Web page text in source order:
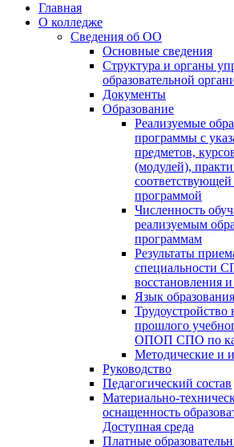
Главная
О колледже
Сведения об ОО
Основные сведения
Структура и органы
образовательной
Документы
Образование
Реализуемые
программы с
предметов,
(модулей),
соответствующей
программой
Численность
реализуемым
программам
Результаты
специальности
восстановления
Язык образования
прошлого
ОПОП СПО по
Методические и
Руководство
Педагогический состав
Материально-
оснащенность
Доступная среда
Платные